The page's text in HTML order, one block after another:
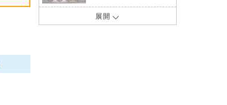
KINYO 充電式二合
展開